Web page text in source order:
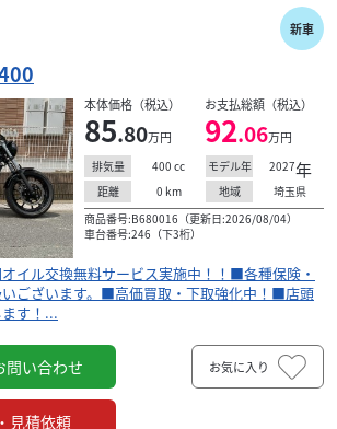
新車
本体価格（税込）
85.80万円
お支払総額（税込）
92.06万円
排気量 400 cc モデル年 2027年
距離 0 km 地域
埼玉県
商品番号:B680016（更新日:2026/08/04）
車台番号:246（下3桁）
イル交換無料サービス実施中！！■各種保険・
いございます。■高価買取・下取強化中！■店頭
す！...
問い合わせ
見積依頼
お気に入り